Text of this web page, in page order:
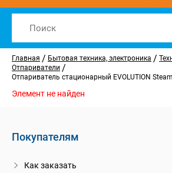
Главная / Бытовая техника, электроника /
Отпариватели /
Отпариватель стационарный EVOLUTION
Элемент не найден
Покупателям
Как заказать